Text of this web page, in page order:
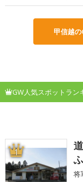
甲信越
GW人気スポットラン
1
将